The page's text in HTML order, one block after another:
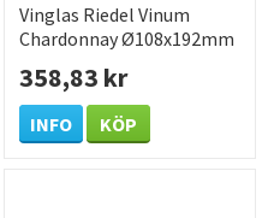
Vinglas Riedel Vinum
Chardonnay Ø108x192mm
358,83 kr
INFO KÖP